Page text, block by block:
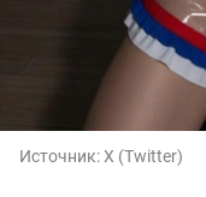
Источник:X (Twitter)